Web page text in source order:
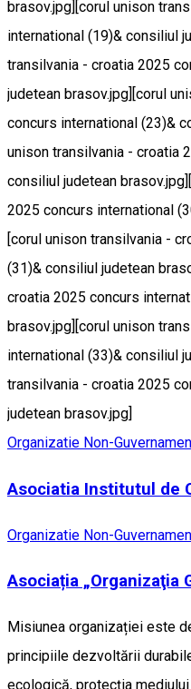
brasov.jpg][corul unison
international (19)& consiliul
transilvania - croatia 2025
judetean brasov.jpg][corul
concurs international (23)&
unison transilvania - croatia
consiliul judetean
2025 concurs international
[corul unison transilvania -
(31)& consiliul judetean
croatia 2025 concurs
brasov.jpg][corul unison
international (33)& consiliul
transilvania - croatia 2025
judetean brasov.jpg]
Organizatie Non-
Asociatia Institutul de
Organizatie Non-
Asociația „Organizaţia
Misiunea organizației este
principiile dezvoltării
ecologică, protecţia